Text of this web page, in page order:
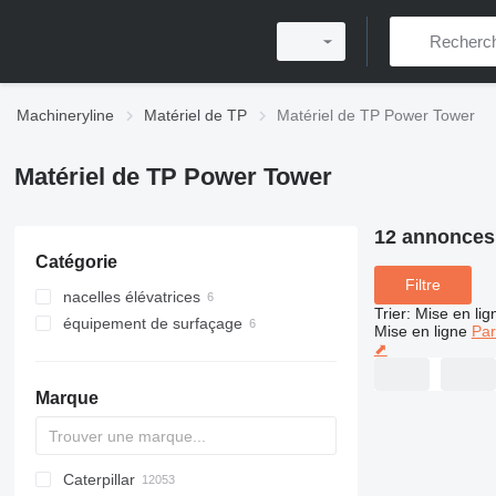
Machineryline Matériel de TP Matériel de TP Power Tower
Matériel de TP Power Tower
Catégorie
nacelles élévatrices
nacelles élévatrices à mât vertical
équipement de surfaçage
Marque
Titan
AL
SP
AX
X-Series
AFW
HD
FlexiROC
1304
400 - series
BC
BG
BB
553
GSH
Leonardo
AHK
K-series
CK
3.5
B-series
450
Caterpillar
12
Filtre
Trier: Mise en
Mise en ligne
⬈